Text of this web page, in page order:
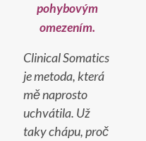
pohybovým
omezením.
Clinical Somatics
je metoda, která
mě naprosto
uchvátila. Už
taky chápu, proč